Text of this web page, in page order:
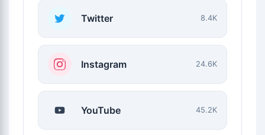
Twitter 8.4K
Instagram 24.6K
YouTube 45.2K